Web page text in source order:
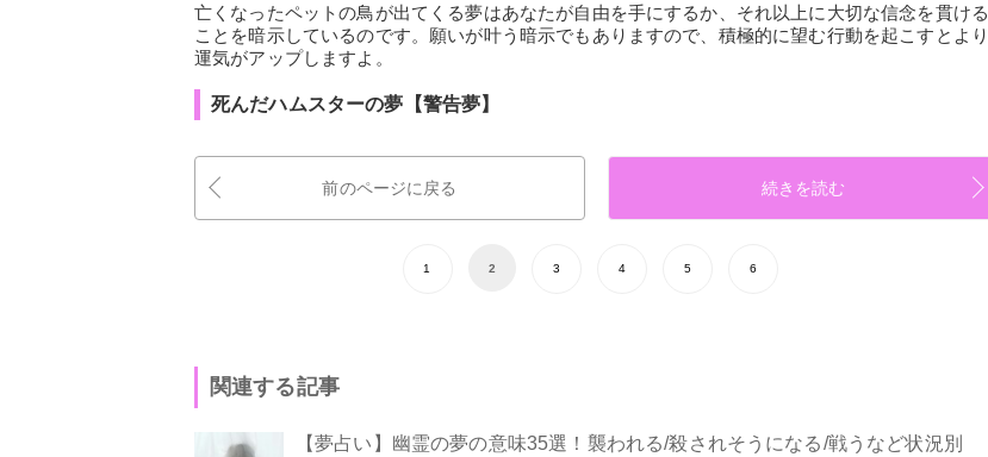
亡くなったペットの鳥が出てくる夢はあなたが自由を手にするか、それ以上に大切な信念を貫ける
ことを暗示しているのです。願いが叶う暗示でもありますので、積極的に望む行動を起こすとより
運気がアップしますよ。
死んだハムスターの夢【警告夢】
前のページに戻る 続きを読む
1 2 3 4 5 6
関連する記事
【夢占い】幽霊の夢の意味35選！襲われる/殺されそうになる/戦うなど状況別